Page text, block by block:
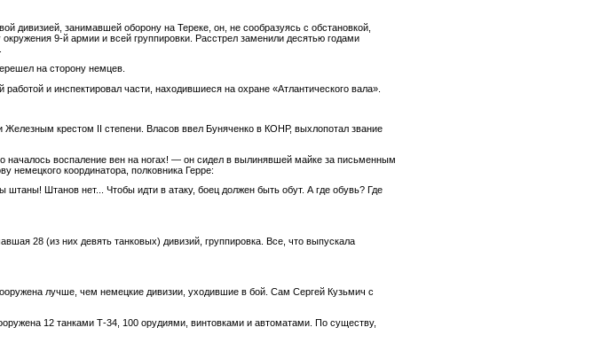
дивизией, занимавшей оборону на Тереке, он, не сообразуясь с обстановкой,
9-й армии и всей группировки. Расстрел заменили десятью годами
на сторону немцев.
и инспектировал части, находившиеся на охране «Атлантического вала».
крестом II степени. Власов ввел Буняченко в КОНР, выхлопотал звание
воспаление вен на ногах! — он сидел в вылинявшей майке за письменным
немецкого координатора, полковника Герре:
Штанов нет... Чтобы идти в атаку, боец должен быть обут. А где обувь? Где
28 (из них девять танковых) дивизий, группировка. Все, что выпускала
лучше, чем немецкие дивизии, уходившие в бой. Сам Сергей Кузьмич с
12 танками Т-34, 100 орудиями, винтовками и автоматами. По существу,